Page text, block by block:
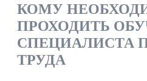
КОМУ
ПРОХОДИТЬ
СПЕЦИАЛИСТА
ТРУДА